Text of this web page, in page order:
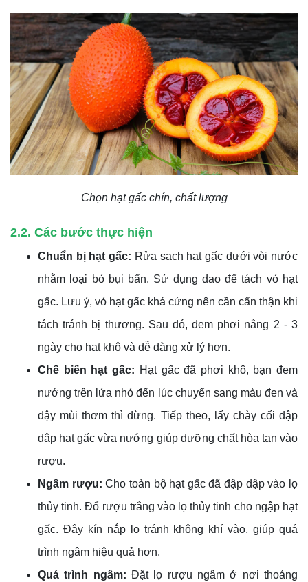
Chọn hạt gấc chín, chất lượng
2.2. Các bước thực hiện
Chuẩn bị hạt gấc: Rửa sạch hạt gấc dưới vòi nước
nhằm loại bỏ bụi bẩn. Sử dụng dao để tách vỏ hạt
gấc. Lưu ý, vỏ hạt gấc khá cứng nên cần cẩn thận khi
tách tránh bị thương. Sau đó, đem phơi nắng 2 - 3
ngày cho hạt khô và dễ dàng xử lý hơn.
Chế biến hạt gấc: Hạt gấc đã phơi khô, bạn đem
nướng trên lửa nhỏ đến lúc chuyển sang màu đen và
dậy mùi thơm thì dừng. Tiếp theo, lấy chày cối đập
dập hạt gấc vừa nướng giúp dưỡng chất hòa tan vào
rượu.
Ngâm rượu:Cho toàn bộ hạt gấc đã đập dập vào lọ
thủy tinh. Đổ rượu trắng vào lọ thủy tinh cho ngập hạt
gấc. Đậy kín nắp lọ tránh không khí vào, giúp quá
trình ngâm hiệu quả hơn.
Quá trình ngâm: Đặt lọ rượu ngâm ở nơi thoáng